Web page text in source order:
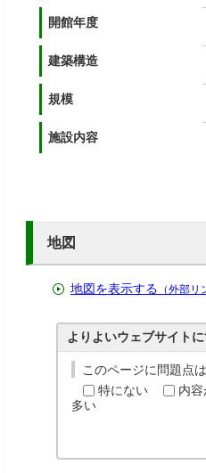
開館年度
建築構造
規模
施設内容
地図
地図を表示する （外部リ
よりよいウェブサイト
このページに問題点
特にない
内
多い